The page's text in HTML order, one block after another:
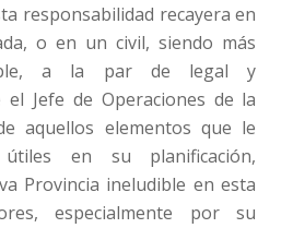
responsabilidad recayera en
o en un civil, siendo más
a la par de legal y
el Jefe de Operaciones de la
aquellos elementos que le
en su planificación,
Provincia ineludible en esta
especialmente por su